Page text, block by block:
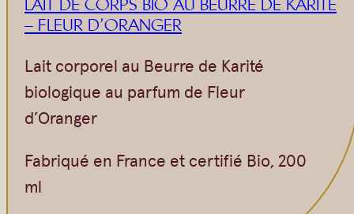
Vrac
Authentiques
Savons moulés
Beurre de Karité
Végétales
Barres détachantes
Savon Noir
Savons sur corde
Gommages
Savons en barre
Huiles
Shampoings
Livres
LAIT DE CORPS BIO AU BEURRE DE KARITÉ
– FLEUR D’ORANGER
Lait corporel au Beurre de Karité
biologique au parfum de Fleur
d’Oranger
Fabriqué en France et certifié Bio, 200
ml